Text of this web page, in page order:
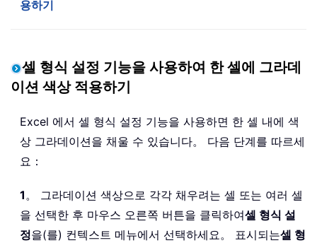
용하기
셀 형식 설정 기능을 사용하여 한 셀에 그라데
이션 색상 적용하기
Excel 에서 셀 형식 설정 기능을 사용하면 한 셀 내에 색
상 그라데이션을 채울 수 있습니다。 다음 단계를 따르세
요：
1。 그라데이션 색상으로 각각 채우려는 셀 또는 여러 셀
을 선택한 후 마우스 오른쪽 버튼을 클릭하여셀 형식 설
정을(를) 컨텍스트 메뉴에서 선택하세요。 표시되는셀 형